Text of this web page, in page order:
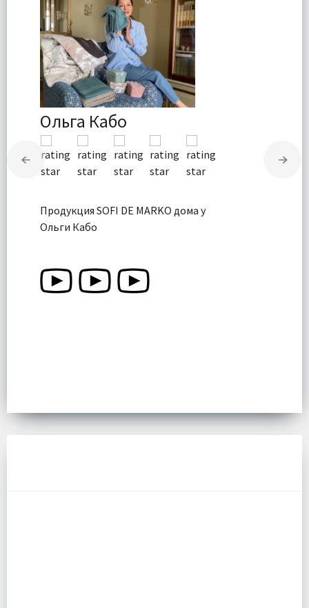
Ольга Кабо
Продукция SOFI DE MARKO дома у
Ольги Кабо